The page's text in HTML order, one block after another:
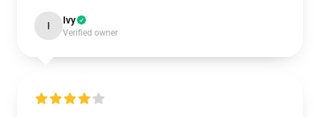
I Ivy
Verified owner